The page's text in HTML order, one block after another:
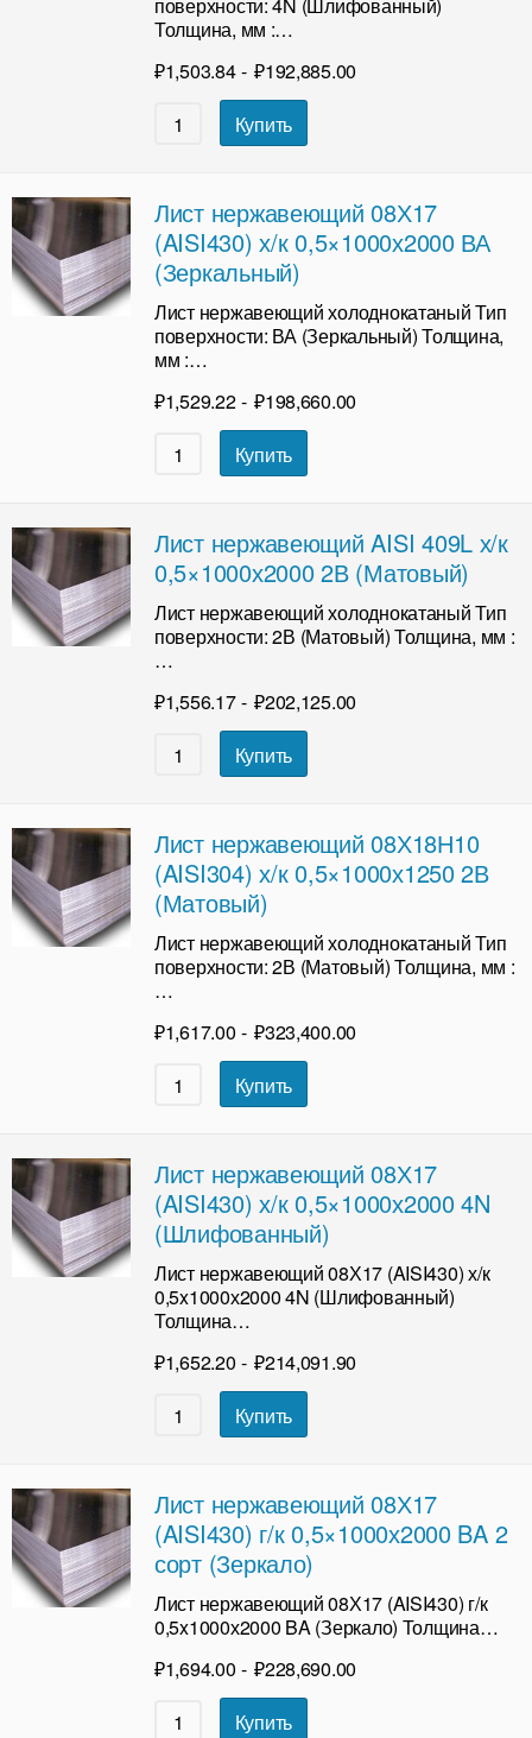
Толщина, мм :…
₽1,503.84 - ₽192,885.00
Купить
Лист нержавеющий 08Х17
(AISI430) х/к 0,5×1000х2000 ВА
(Зеркальный)
Лист нержавеющий холоднокатаный Тип
поверхности: ВА (Зеркальный) Толщина,
мм :…
₽1,529.22 - ₽198,660.00
Купить
Лист нержавеющий AISI 409L х/к
0,5×1000х2000 2В (Матовый)
Лист нержавеющий холоднокатаный Тип
поверхности: 2В (Матовый) Толщина, мм :
…
₽1,556.17 - ₽202,125.00
Купить
Лист нержавеющий 08Х18Н10
(AISI304) х/к 0,5×1000х1250 2В
(Матовый)
Лист нержавеющий холоднокатаный Тип
поверхности: 2В (Матовый) Толщина, мм :
…
₽1,617.00 - ₽323,400.00
Купить
Лист нержавеющий 08Х17
(AISI430) х/к 0,5×1000х2000 4N
(Шлифованный)
Лист нержавеющий 08Х17 (AISI430) х/к
0,5x1000х2000 4N (Шлифованный)
Толщина…
₽1,652.20 - ₽214,091.90
Купить
Лист нержавеющий 08Х17
(AISI430) г/к 0,5×1000х2000 BA 2
сорт (Зеркало)
Лист нержавеющий 08Х17 (AISI430) г/к
0,5x1000х2000 BA (Зеркало) Толщина…
₽1,694.00 - ₽228,690.00
Купить